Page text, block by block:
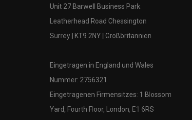
Unit 27 Barwell Business Park
Leatherhead Road Chessington
Surrey | KT9 2NY | Großbritannien
Eingetragen in England und Wales
Nummer: 2756321
Eingetragenen Firmensitzes: 1 Blossom
Yard, Fourth Floor, London, E1 6RS